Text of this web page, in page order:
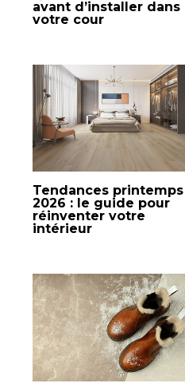
avant d’installer dans
votre cour
Tendances printemps
2026 : le guide pour
réinventer votre
intérieur